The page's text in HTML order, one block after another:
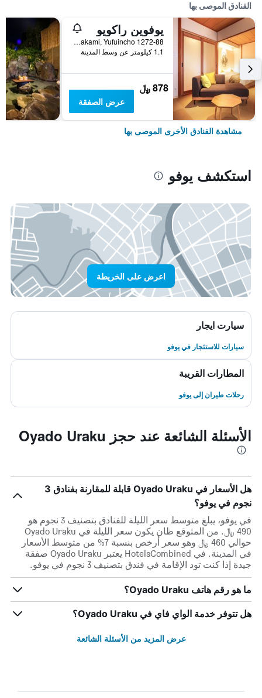
الفنادق الموصى بها
يوفوين راكويو
1272-88 Kawakami, Yufuincho, يوفو, اليابان
1.1 كيلومتر عن وسط المدينة
878 ﷼
عرض الصفقة
مشاهدة الفنادق الأخرى الموصى بها
استكشف يوفو
اعرض على الخريطة
سيارت ايجار
سيارات للاستئجار في يوفو
المطارات القريبة
رحلات طيران إلى يوفو
الأسئلة الشائعة عند حجز Oyado Uraku
هل الأسعار في Oyado Uraku قابلة للمقارنة بفنادق 3
نجوم في يوفو؟
في يوفو، يبلغ متوسط ​​سعر الليلة للفنادق بتصنيف 3 نجوم هو
490 ﷼. من المتوقع ظان يكون سعر الليلة في Oyado Uraku
حوالي 460 ﷼ وهو سعر أرخص بنسبة 7% من متوسط الأسعار
في المدينة. في HotelsCombined يعتبر Oyado Uraku صفقة
جيدة إذا كنت تود الإقامة في فندق بتصنيف 3 نجوم في يوفو.
ما هو رقم هاتف Oyado Uraku؟
هل تتوفر خدمة الواي فاي في Oyado Uraku؟
عرض المزيد من الأسئلة الشائعة